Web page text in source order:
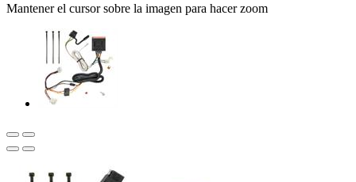
Mantener el cursor sobre la imagen para hacer zoom